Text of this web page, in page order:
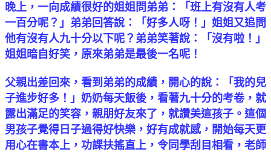
晚上，一向成績很好的姐姐問弟弟：「班上有沒有人考
一百分呢？」弟弟回答說：「好多人呀！」姐姐又追問
他有沒有人九十分以下呢？弟弟笑著說：「沒有啦！」
姐姐暗自好笑，原來弟弟是最後一名呢！
父親出差回來，看到弟弟的成績，開心的說：「我的兒
子進步好多！」奶奶每天飯後，看著九十分的考卷，就
露出滿足的笑容，親朋好友來了，就讚美這孩子。這個
男孩子覺得日子過得好快樂，好有成就感，開始每天更
用心在書本上，功課扶搖直上，令同學刮目相看，老師